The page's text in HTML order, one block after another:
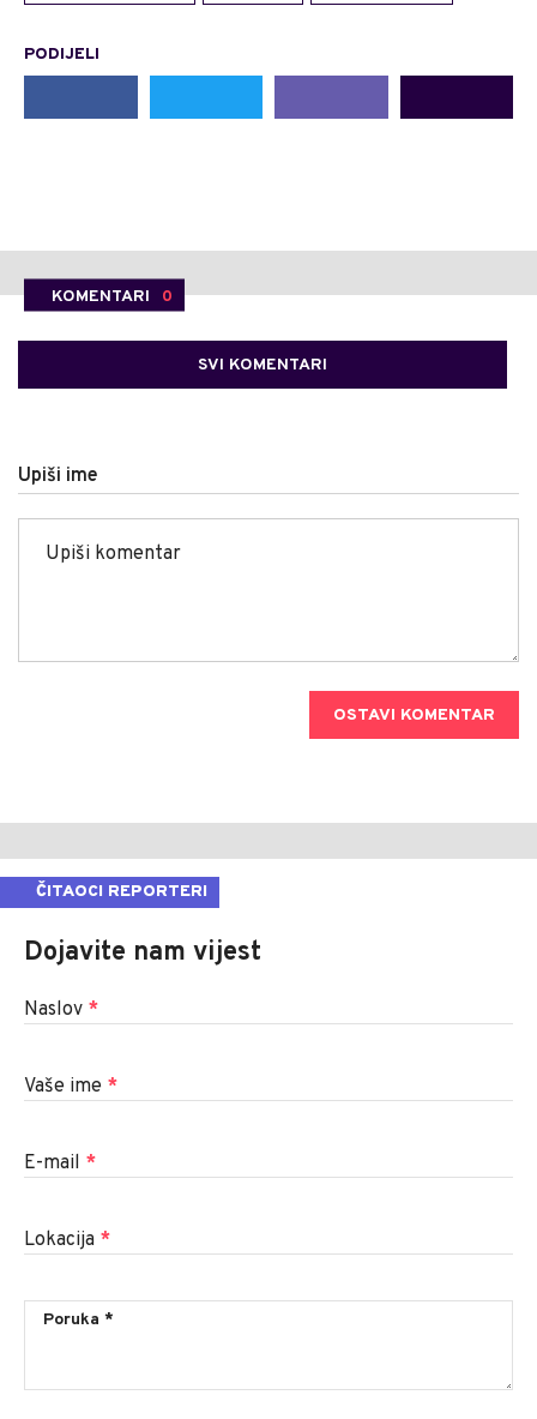
PODIJELI
KOMENTARI 0
SVI KOMENTARI
Upiši ime
OSTAVI KOMENTAR
ČITAOCI REPORTERI
Dojavite nam vijest
Naslov *
Vaše ime *
E-mail *
Lokacija *